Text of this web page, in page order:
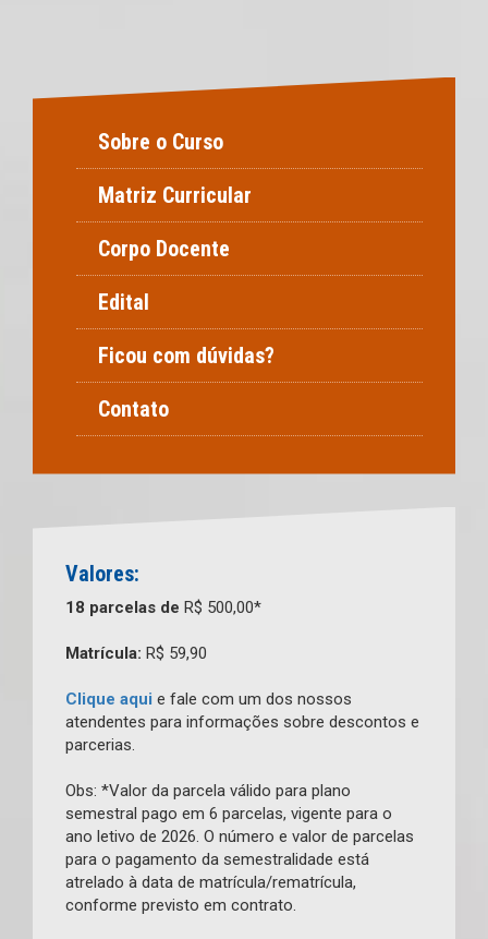
Sobre o Curso
Matriz Curricular
Corpo Docente
Edital
Ficou com dúvidas?
Contato
Valores:
18 parcelas de R$ 500,00*
Matrícula: R$ 59,90
Clique aqui e fale com um dos nossos
atendentes para informações sobre descontos e
parcerias.
Obs: *Valor da parcela válido para plano
semestral pago em 6 parcelas, vigente para o
ano letivo de 2026. O número e valor de parcelas
para o pagamento da semestralidade está
atrelado à data de matrícula/rematrícula,
conforme previsto em contrato.